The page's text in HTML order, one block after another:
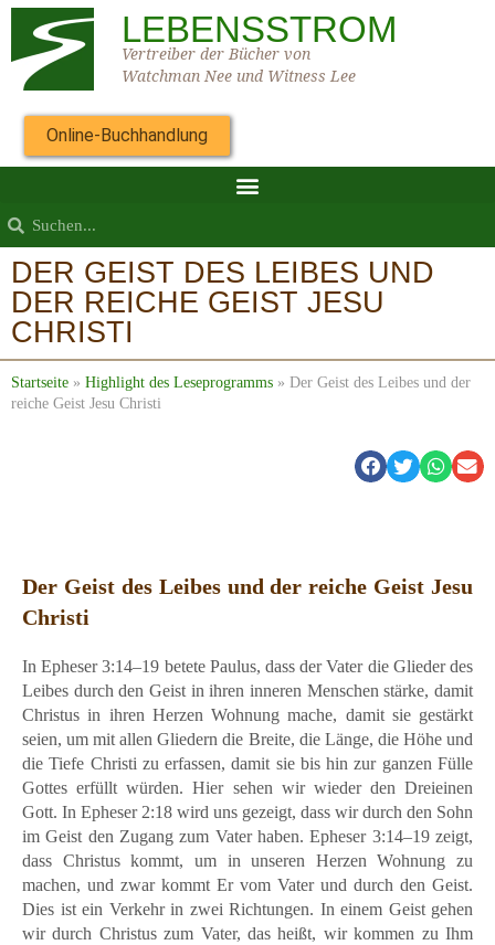
LEBENSSTROM
Vertreiber der Bücher von
Watchman Nee und Witness Lee
Online-Buchhandlung
DER GEIST DES LEIBES UND
DER REICHE GEIST JESU
CHRISTI
Startseite » Highlight des Leseprogramms » Der Geist des Leibes und der
reiche Geist Jesu Christi
Der Geist des Leibes und der reiche Geist Jesu
Christi
In Epheser 3:14–19 betete Paulus, dass der Vater die Glieder des
Leibes durch den Geist in ihren inneren Menschen stärke, damit
Christus in ihren Herzen Wohnung mache, damit sie gestärkt
seien, um mit allen Gliedern die Breite, die Länge, die Höhe und
die Tiefe Christi zu erfassen, damit sie bis hin zur ganzen Fülle
Gottes erfüllt würden. Hier sehen wir wieder den Dreieinen
Gott. In Epheser 2:18 wird uns gezeigt, dass wir durch den Sohn
im Geist den Zugang zum Vater haben. Epheser 3:14–19 zeigt,
dass Christus kommt, um in unseren Herzen Wohnung zu
machen, und zwar kommt Er vom Vater und durch den Geist.
Dies ist ein Verkehr in zwei Richtungen. In einem Geist gehen
wir durch Christus zum Vater, das heißt, wir kommen zu Ihm